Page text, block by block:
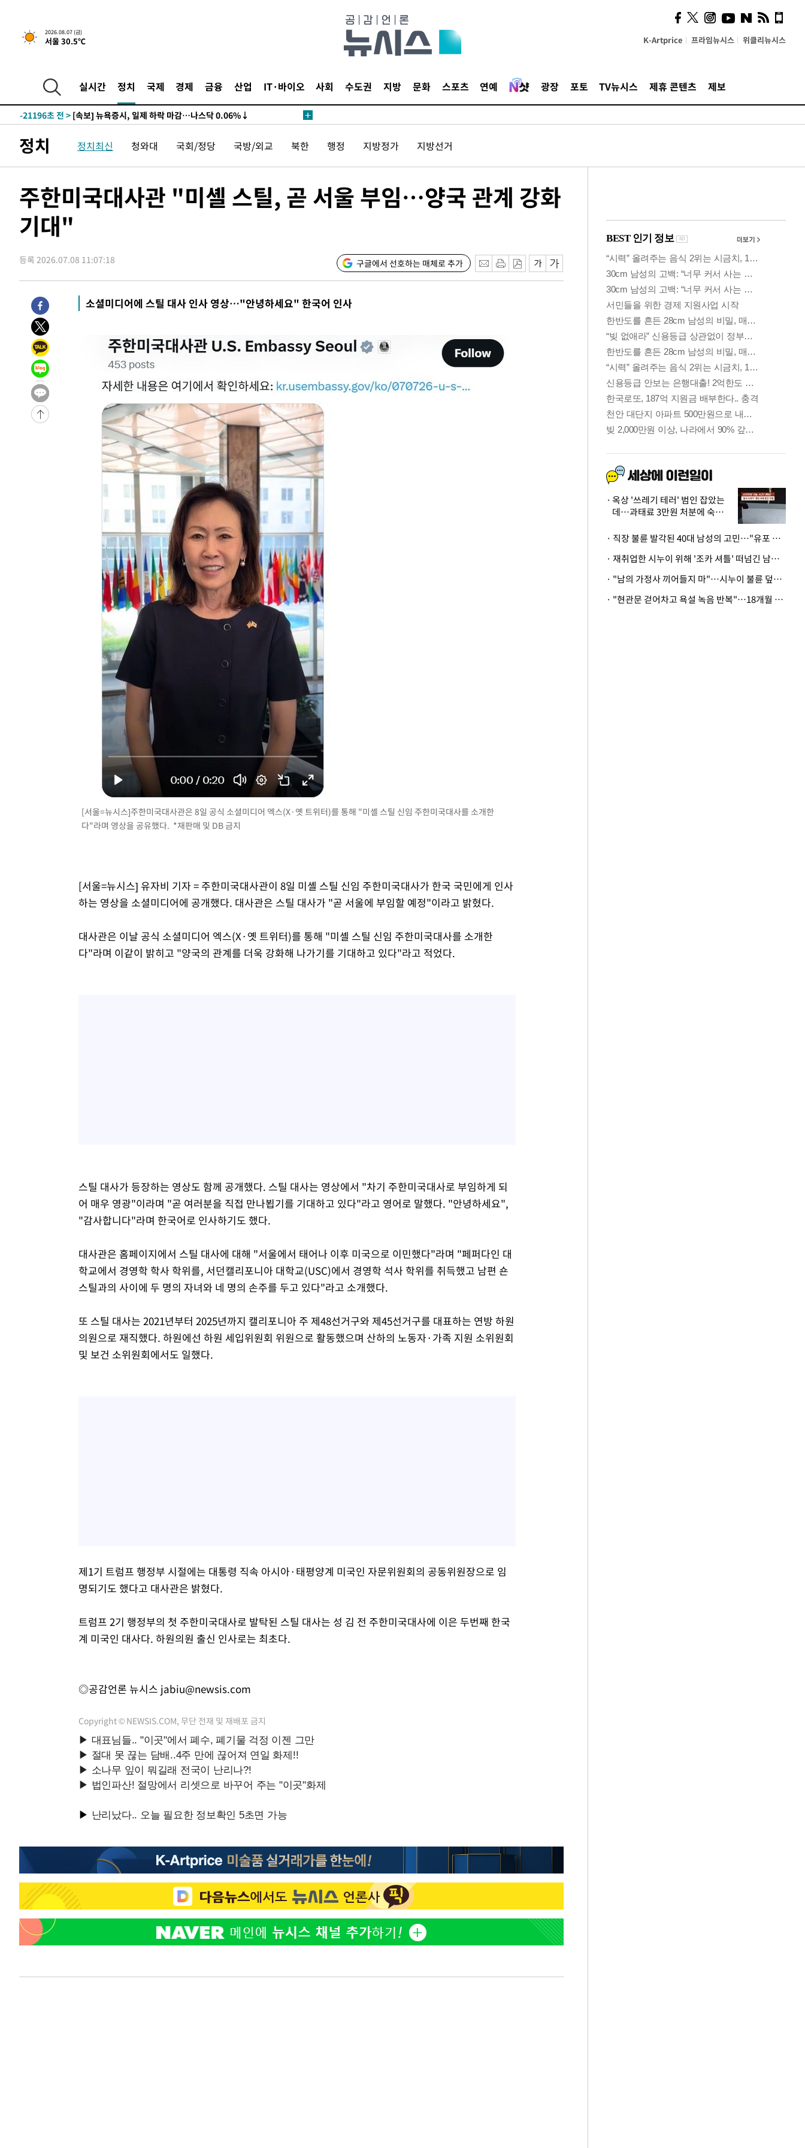
2026.08.07 (금)
서울 30.5℃ K-Artprice 프라임뉴시스 위클리뉴시스
실시간 정치 국제 경제 금융 산업 IT·바이오 사회 수도권 지방 문화 스포츠 연예 광장 포토 TV뉴시스 제휴 콘텐츠 제보
-31666초 전 >입추에도 극한더위…서울 낮 39도 '폭염중대경보'
-26630초 전 >이란, 호르무즈서 "적국 목표물들"과 대치로 남부 케슘섬에서 두차
-23496초 전 >
[속보]트럼프, 美 원정출산 금지 행정명령 서명
-21196초 전 >
-31666초 전 > 입추에도 극한더위…서울 낮 39도 '폭염중대경보'
례 큰 폭발음
-25345초 전 > [속보]美, 폴리실리콘 수입 규제…파생제품 15% 관세, 120일 후
-23496초 전 >[속보]트럼프, 美 원정출산 금지 행정명령 서명
정치 정치최신 청와대 국회/정당 국방/외교 북한 행정 지방정가 지방선거
주한미국대사관 "미셸 스틸, 곧 서울 부임…양국 관계 강화
기대"
등록 2026.07.08 11:07:18 구글에서 선호하는 매체로 추가
소셜미디어에 스틸 대사 인사 영상…"안녕하세요" 한국어 인사
[서울=뉴시스]주한미국대사관은 8일 공식 소셜미디어 엑스(X·옛 트위터)를 통해 "미셸 스틸 신임 주한미국대사를 소개한
다"라며 영상을 공유했다. *재판매 및 DB 금지
[서울=뉴시스] 유자비 기자 = 주한미국대사관이 8일 미셸 스틸 신임 주한미국대사가 한국 국민에게 인사
하는 영상을 소셜미디어에 공개했다. 대사관은 스틸 대사가 "곧 서울에 부임할 예정"이라고 밝혔다.
대사관은 이날 공식 소셜미디어 엑스(X·옛 트위터)를 통해 "미셸 스틸 신임 주한미국대사를 소개한
다"라며 이같이 밝히고 "양국의 관계를 더욱 강화해 나가기를 기대하고 있다"라고 적었다.
스틸 대사가 등장하는 영상도 함께 공개했다. 스틸 대사는 영상에서 "차기 주한미국대사로 부임하게 되
어 매우 영광"이라며 "곧 여러분을 직접 만나뵙기를 기대하고 있다"라고 영어로 말했다. "안녕하세요",
"감사합니다"라며 한국어로 인사하기도 했다.
대사관은 홈페이지에서 스틸 대사에 대해 "서울에서 태어나 이후 미국으로 이민했다"라며 "페퍼다인 대
학교에서 경영학 학사 학위를, 서던캘리포니아 대학교(USC)에서 경영학 석사 학위를 취득했고 남편 숀
스틸과의 사이에 두 명의 자녀와 네 명의 손주를 두고 있다"라고 소개했다.
또 스틸 대사는 2021년부터 2025년까지 캘리포니아 주 제48선거구와 제45선거구를 대표하는 연방 하원
의원으로 재직했다. 하원에선 하원 세입위원회 위원으로 활동했으며 산하의 노동자·가족 지원 소위원회
및 보건 소위원회에서도 일했다.
제1기 트럼프 행정부 시절에는 대통령 직속 아시아·태평양계 미국인 자문위원회의 공동위원장으로 임
명되기도 했다고 대사관은 밝혔다.
트럼프 2기 행정부의 첫 주한미국대사로 발탁된 스틸 대사는 성 김 전 주한미국대사에 이은 두번째 한국
계 미국인 대사다. 하원의원 출신 인사로는 최초다.
◎공감언론 뉴시스 jabiu@newsis.com
Copyright © NEWSIS.COM, 무단 전재 및 재배포 금지
즈, 소리 봇짐 지고 세상으
로 "韓 요소 깊게 우려내"
옥상 '쓰레기 테러' 범인 잡았는
데…과태료 3만원 처분에 숙박업
· 직장 불륜 발각된 40대 남성의 고민…"유포 동료 명예훼손·협박죄 고소 가능할까"
· 재취업한 시누이 위해 '조카 셔틀' 떠넘긴 남편…아내 "난 못한다"
· "남의 가정사 끼어들지 마"…시누이 불륜 덮으려는 남편에 억울한 아내
· "현관문 걷어차고 욕설 녹음 반복"…18개월 아기 키우는 집 뒤흔든 '앞집의 비극'